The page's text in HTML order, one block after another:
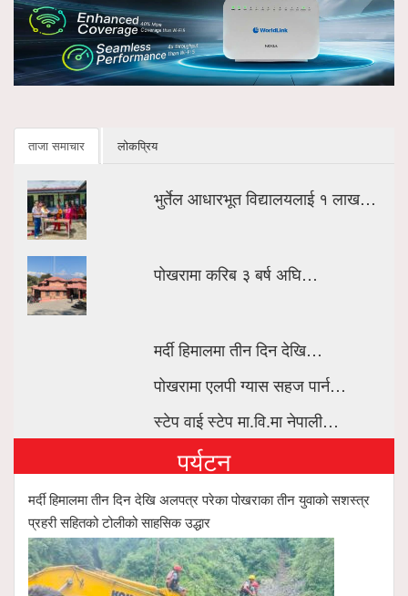
ताजा समाचार लोकप्रिय
भुर्तेल आधारभूत विद्यालयलाई १ लाख…
पोखरामा करिब ३ बर्ष अघि…
मर्दी हिमालमा तीन दिन देखि…
पोखरामा एलपी ग्यास सहज पार्न…
स्टेप वाई स्टेप मा.वि.मा नेपाली…
पर्यटन
मर्दी हिमालमा तीन दिन देखि अलपत्र परेका पोखराका तीन युवाको सशस्त्र
प्रहरी सहितको टोलीको साहसिक उद्धार